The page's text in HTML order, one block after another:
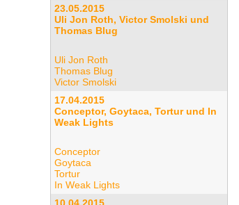
23.05.2015
Uli Jon Roth, Victor Smolski und
Thomas Blug
Uli Jon Roth
Thomas Blug
Victor Smolski
17.04.2015
Conceptor, Goytaca, Tortur und In
Weak Lights
Conceptor
Goytaca
Tortur
In Weak Lights